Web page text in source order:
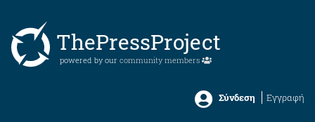
ThePressProject
powered by our community members
Σύνδεση Εγγραφή